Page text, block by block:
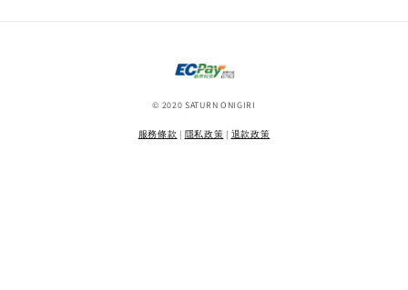
© 2020 SATURN ONIGIRI
服務條款 | 隱私政策 | 退款政策